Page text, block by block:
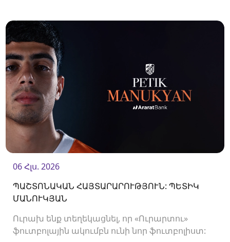
06 Հլս. 2026
ՊԱՇՏՈՆԱԿԱՆ ՀԱՅՏԱՐԱՐՈՒԹՅՈՒՆ: ՊԵՏԻԿ
ՄԱՆՈՒԿՅԱՆ
Ուրախ ենք տեղեկացնել, որ «Ուրարտու»
ֆուտբոլային ակումբն ունի նոր ֆուտբոլիստ: